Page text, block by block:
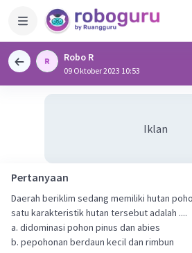
Robo R
09 Oktober 2023 10:53
Iklan
Pertanyaan
Daerah beriklim sedang memiliki hutan
satu karakteristik hutan tersebut adalah ....
a. didominasi pohon pinus dan abies
b. pepohonan berdaun kecil dan rimbun